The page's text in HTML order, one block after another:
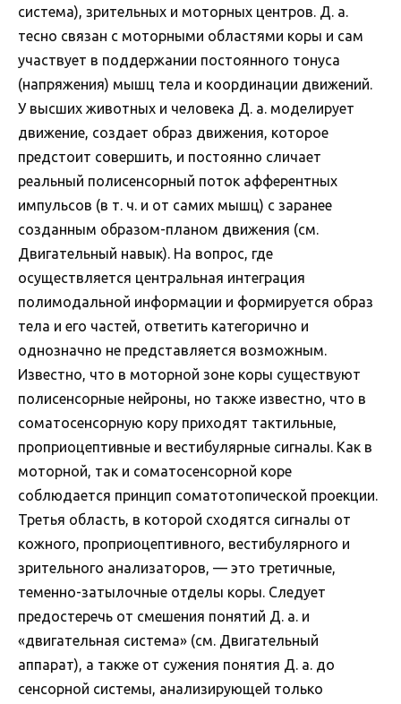
система), зрительных и моторных центров. Д. а.
тесно связан с моторными областями коры и сам
участвует в поддержании постоянного тонуса
(напряжения) мышц тела и координации движений.
У высших животных и человека Д. а. моделирует
движение, создает образ движения, которое
предстоит совершить, и постоянно сличает
реальный полисенсорный поток афферентных
импульсов (в т. ч. и от самих мышц) с заранее
созданным образом-планом движения (см.
Двигательный навык). На вопрос, где
осуществляется центральная интеграция
полимодальной информации и формируется образ
тела и его частей, ответить категорично и
однозначно не представляется возможным.
Известно, что в моторной зоне коры существуют
полисенсорные нейроны, но также известно, что в
соматосенсорную кору приходят тактильные,
проприоцептивные и вестибулярные сигналы. Как в
моторной, так и соматосенсорной коре
соблюдается принцип соматотопической проекции.
Третья область, в которой сходятся сигналы от
кожного, проприоцептивного, вестибулярного и
зрительного анализаторов, — это третичные,
теменно-затылочные отделы коры. Следует
предостеречь от смешения понятий Д. а. и
«двигательная система» (см. Двигательный
аппарат), а также от сужения понятия Д. а. до
сенсорной системы, анализирующей только